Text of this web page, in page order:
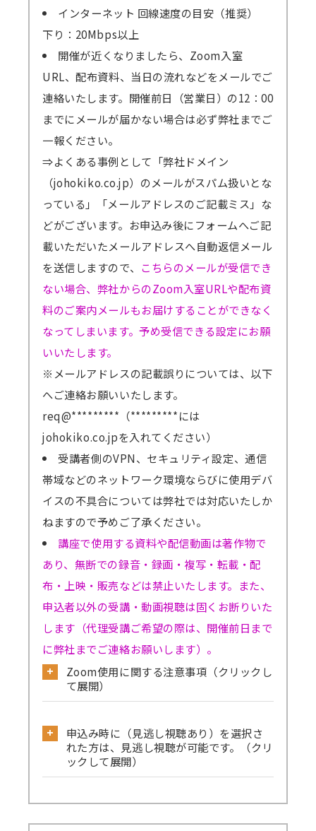
インターネット 回線速度の目安（推奨）
下り：20Mbps以上
開催が近くなりましたら、Zoom入室
URL、配布資料、当日の流れなどをメールでご
連絡いたします。開催前日（営業日）の12：00
までにメールが届かない場合は必ず弊社までご
一報ください。
⇒よくある事例として「弊社ドメイン
（johokiko.co.jp）のメールがスパム扱いとな
っている」「メールアドレスのご記載ミス」な
どがございます。お申込み後にフォームへご記
載いただいたメールアドレスへ自動返信メール
を送信しますので、 こちらのメールが受信でき
ない場合、弊社からのZoom入室URLや配布資
料のご案内メールもお届けすることができなく
なってしまいます。予め受信できる設定にお願
いいたします。
※メールアドレスの記載誤りについては、以下
へご連絡お願いいたします。
req@*********（*********には
johokiko.co.jpを入れてください）
受講者側のVPN、セキュリティ設定、通信
帯域などのネットワーク環境ならびに使用デバ
イスの不具合については弊社では対応いたしか
ねますので予めご了承ください。
講座で使用する資料や配信動画は著作物で
あり、無断での録音・録画・複写・転載・配
布・上映・販売などは禁止いたします。また、
申込者以外の受講・動画視聴は固くお断りいた
します（代理受講ご希望の際は、開催前日まで
に弊社までご連絡お願いします）。
Zoom使用に関する注意事項（クリックし
て展開）
ングをお試しください。
確認はこちら
→Skype／Teams／LINEなど別のミーティン
申込み時に（見逃し視聴あり）を選択さ
れた方は、見逃し視聴が可能です。（クリ
ックして展開）
ミナーの録画動画を一定期間視聴可能です。